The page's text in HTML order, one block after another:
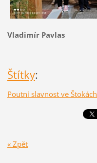
Vladimír Pavlas
Štítky:
Poutní slavnost ve Štokách
« Zpět